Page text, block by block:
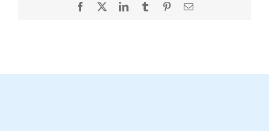
Facebook LinkedInTumblr Pinterest
E-